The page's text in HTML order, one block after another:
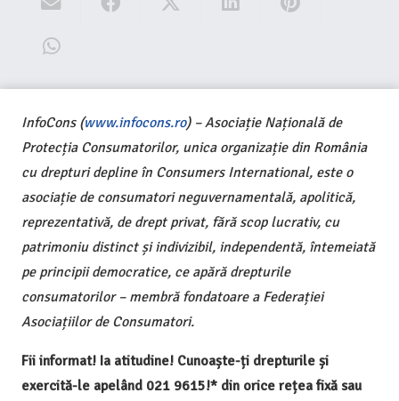
InfoCons (www.infocons.ro) – Asociație Națională de
Protecția Consumatorilor, unica organizație din România
cu drepturi depline în Consumers International, este o
asociație de consumatori neguvernamentală, apolitică,
reprezentativă, de drept privat, fără scop lucrativ, cu
patrimoniu distinct și indivizibil, independentă, întemeiată
pe principii democratice, ce apără drepturile
consumatorilor – membră fondatoare a Federației
Asociațiilor de Consumatori.
Fii informat! Ia atitudine! Cunoaște-ți drepturile și
exercită-le apelând 021 9615!* din orice rețea fixă sau